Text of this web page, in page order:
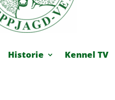
Historie Kennel TV